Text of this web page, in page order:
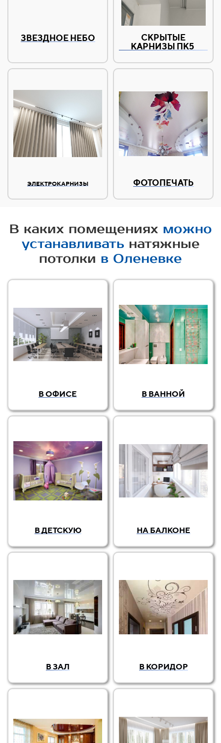
ЗВЕЗДНОЕ НЕБО
СКРЫТЫЕ
КАРНИЗЫ ПК5
ЭЛЕКТРОКАРНИЗЫ ФОТОПЕЧАТЬ
В каких помещениях можно
устанавливать натяжные
потолки в Оленевке
В ОФИСЕ В ВАННОЙ
В ДЕТСКУЮ НА БАЛКОНЕ
В ЗАЛ В КОРИДОР